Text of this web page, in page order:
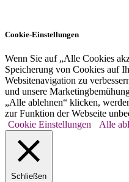
Cookie-Einstellungen
Wenn Sie auf „Alle Cookies
Speicherung von Cookies auf
Websitenavigation zu
und unsere
„Alle ablehnen“ klicken,
zur Funktion der Webseite
Cookie Einstellungen
Alle
Schließen